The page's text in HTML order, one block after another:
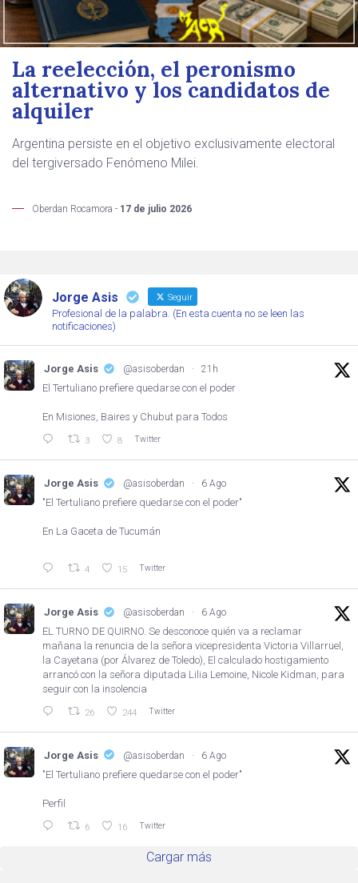
La reelección, el peronismo
alternativo y los candidatos de
alquiler
Argentina persiste en el objetivo exclusivamente electoral
del tergiversado Fenómeno Milei.
Oberdan Rocamora - 17 de julio 2026
Jorge Asis Seguir
Profesional de la palabra. (En esta cuenta no se leen las
notificaciones)
Jorge Asis @asisoberdan · 21h
El Tertuliano prefiere quedarse con el poder
En Misiones, Baires y Chubut para Todos
3 8 Twitter
Jorge Asis @asisoberdan · 6 Ago
"El Tertuliano prefiere quedarse con el poder"
En La Gaceta de Tucumán
4 15 Twitter
Jorge Asis @asisoberdan · 6 Ago
EL TURNO DE QUIRNO. Se desconoce quién va a reclamar
mañana la renuncia de la señora vicepresidenta Victoria Villarruel,
la Cayetana (por Álvarez de Toledo), El calculado hostigamiento
arrancó con la señora diputada Lilia Lemoine, Nicole Kidman, para
seguir con la insolencia
26 244 Twitter
Jorge Asis @asisoberdan · 6 Ago
"El Tertuliano prefiere quedarse con el poder"
Perfil
6 16 Twitter
Cargar más